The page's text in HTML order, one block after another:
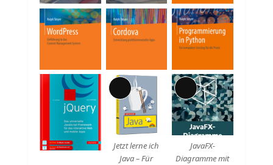
Lange
Beschreibung
Jetzt lerne ich
Java – Für
Lange
Beschreibung
JavaFX-
Diagramme mit